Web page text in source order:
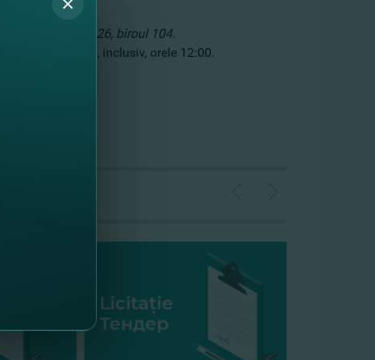
str. A. Puşkin 26, biroul 104.
noiembrie 2017, inclusiv, orele 12:00.